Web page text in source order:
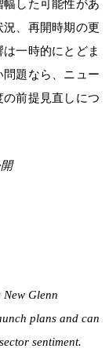
した可能性があ
、再開時期の更
一時的にとどま
題なら、ニュー
前提見直しにつ
Glenn
plans and can
sentiment.